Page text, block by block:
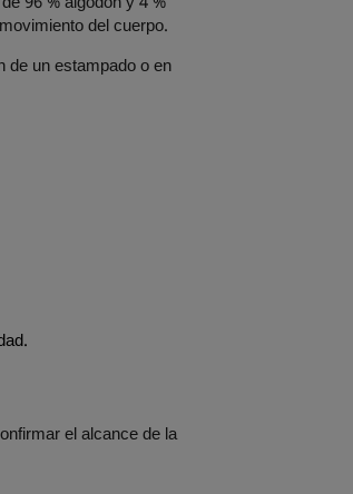
del cuerpo.
de un estampado o en
el alcance de la